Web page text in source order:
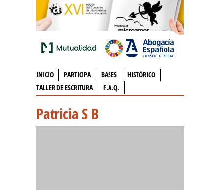
INICIO PARTICIPA BASES
HISTÓRICO
TALLER DE ESCRITURA
F.A.Q.
Patricia S B